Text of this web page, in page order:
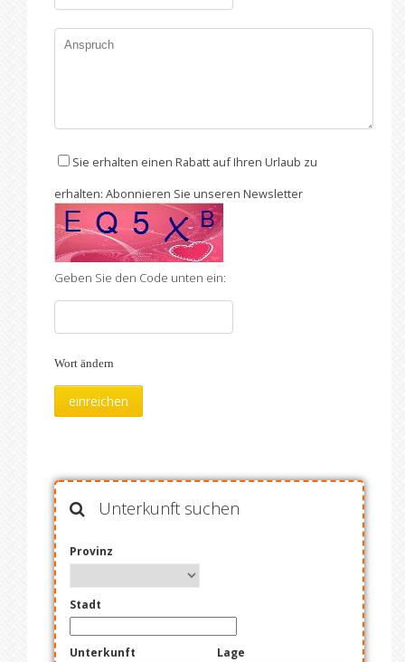
Sie erhalten einen Rabatt auf Ihren Urlaub zu
erhalten: Abonnieren Sie unseren Newsletter
Geben Sie den Code unten ein:
Wort ändern
Unterkunft suchen
Provinz
Stadt
Unterkunft Lage